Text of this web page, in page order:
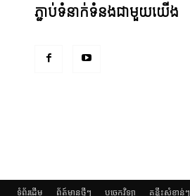
ភ្ជាប់ទំនាក់ទំនងជាមួយយើង
ទំព័រដើម ព័ត៍មានថ្មីៗ បច្ចេកវិទ្យា គន្លឹះសំខាន់ៗ